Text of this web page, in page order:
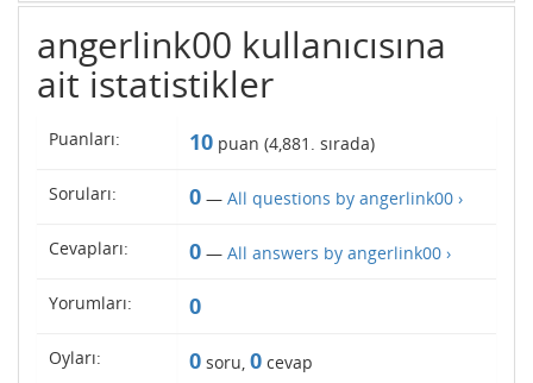
angerlink00 kullanıcısına
ait istatistikler
Puanları: 10 puan (4,881 . sırada)
Soruları: 0 — All questions by angerlink00 ›
Cevapları: 0 — All answers by angerlink00 ›
Yorumları: 0
Oyları: 0 soru, 0 cevap